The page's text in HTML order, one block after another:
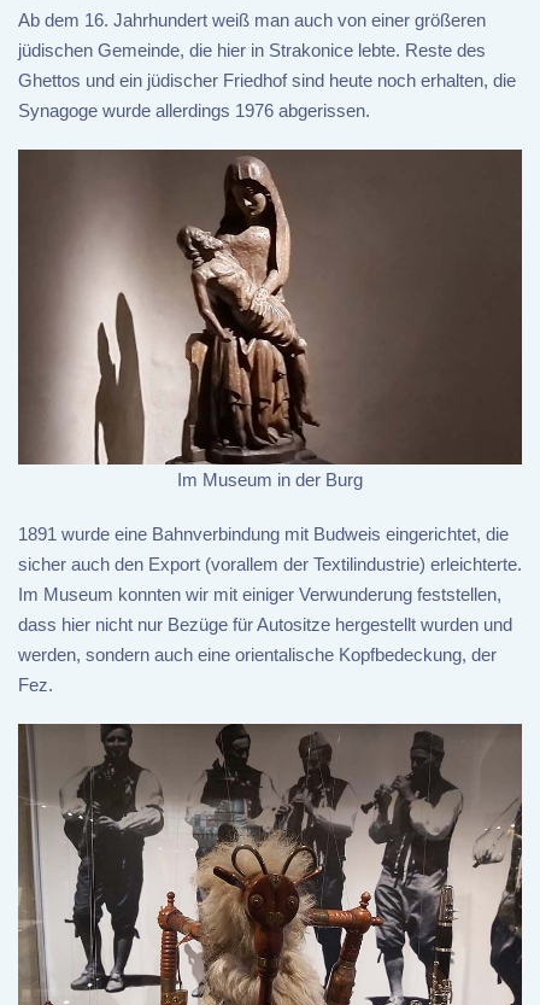
Ab dem 16. Jahrhundert weiß man auch von einer größeren
jüdischen Gemeinde, die hier in Strakonice lebte. Reste des
Ghettos und ein jüdischer Friedhof sind heute noch erhalten, die
Synagoge wurde allerdings 1976 abgerissen.
Im Museum in der Burg
1891 wurde eine Bahnverbindung mit Budweis eingerichtet, die
sicher auch den Export (vorallem der Textilindustrie) erleichterte.
Im Museum konnten wir mit einiger Verwunderung feststellen,
dass hier nicht nur Bezüge für Autositze hergestellt wurden und
werden, sondern auch eine orientalische Kopfbedeckung, der
Fez.